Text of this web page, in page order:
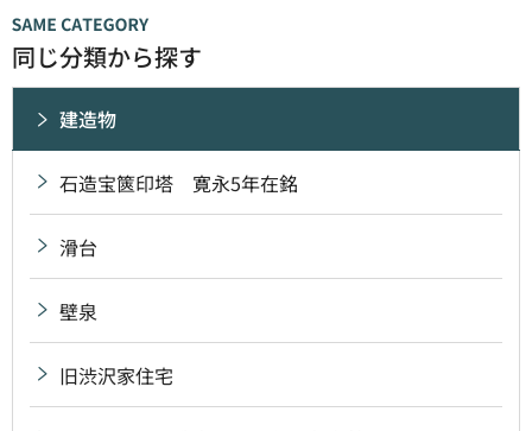
同じ分類から探す
建造物
石造宝篋印塔 寛永5年在銘
滑台
壁泉
旧渋沢家住宅